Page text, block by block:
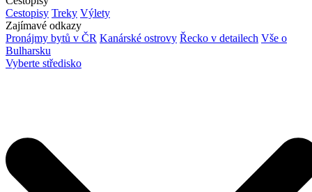
Cestopisy Treky Výlety
Zajímavé odkazy
Pronájmy bytů v ČR Kanárské ostrovy Řecko v detailech Vše o
Bulharsku
Vyberte středisko